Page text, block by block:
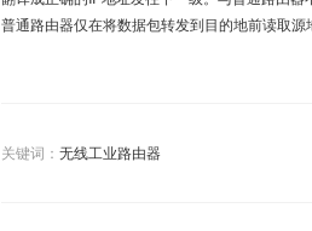
普通路由器仅在将数据包转发到目的地前读取
关键词： 无线工业路由器